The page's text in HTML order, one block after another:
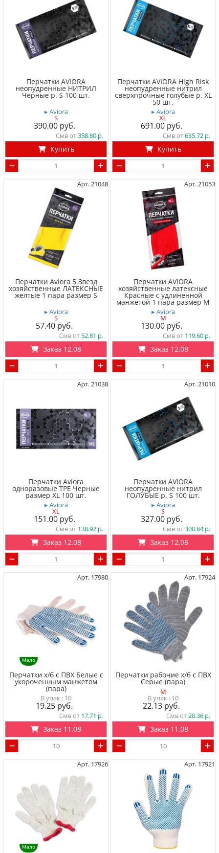
Перчатки AVIORA
неопудренные НИТРИЛ
Черные р. S 100 шт.
▸ Aviora
S
390.00
Смв от358.80
Купить
Перчатки AVIORA High Risk
неопудренные нитрил
сверхпрочные голубые р. XL
50 шт.
▸ Aviora
XL
691.00
Смв от635.72
Купить
Арт. 21048
Перчатки Aviora 5 Звезд
хозяйственные ЛАТЕКСНЫЕ
желтые 1 пара размер S
▸ Aviora
S
57.40
Смв от 52.81
Заказ 12.08
Арт. 21053
Перчатки AVIORA
хозяйственные латексные
Красные с удлиненной
манжетой 1 пара размер M
▸ Aviora
M
130.00
Смв от 119.60
Заказ 12.08
Арт. 21038
Перчатки Aviora
одноразовые TPE Черные
размер XL 100 шт.
▸ Aviora
XL
151.00
Смв от 138.92
Заказ 12.08
Арт. 21010
Перчатки AVIORA
неопудренные нитрил
ГОЛУБЫЕ р. S 100 шт.
▸ Aviora
S
327.00
Смв от300.84
Заказ 12.08
Арт. 17980
Мало
Перчатки х/б с ПВХ Белые с
укороченным манжетом
(пара)
10
19.25
Смв от 17.71
Заказ 11.08
Арт. 17924
Перчатки рабочие х/б с ПВХ
Серые (пара)
M
10
22.13
Смв от20.36
Заказ 11.08
Арт. 17926
Мало
Арт. 17921